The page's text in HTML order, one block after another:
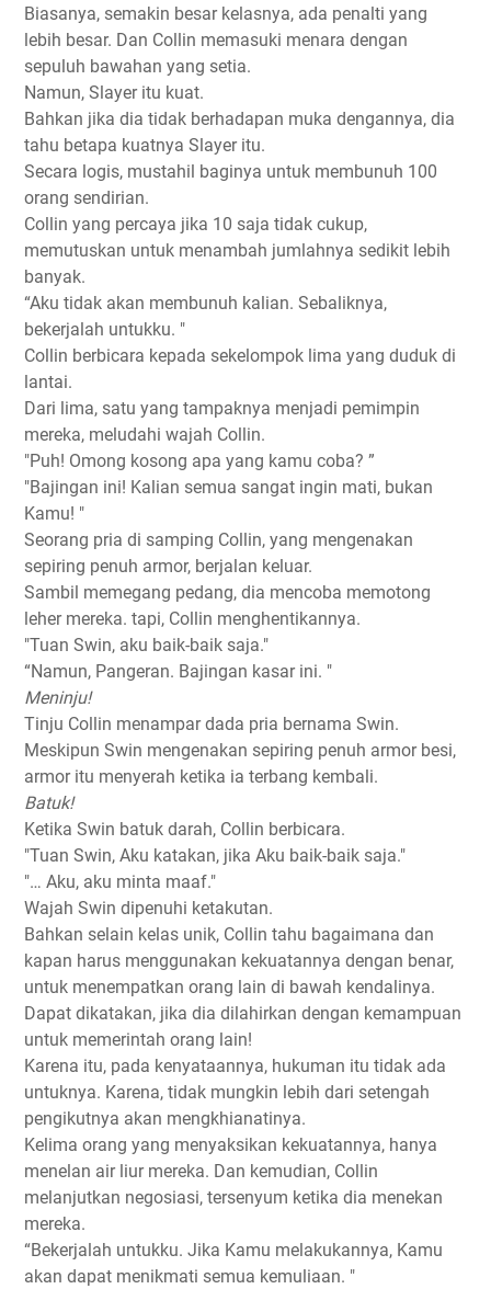
Biasanya, semakin besar kelasnya, ada penalti yang
lebih besar. Dan Collin memasuki menara dengan
sepuluh bawahan yang setia.
Namun, Slayer itu kuat.
Bahkan jika dia tidak berhadapan muka dengannya, dia
tahu betapa kuatnya Slayer itu.
Secara logis, mustahil baginya untuk membunuh 100
orang sendirian.
Collin yang percaya jika 10 saja tidak cukup,
memutuskan untuk menambah jumlahnya sedikit lebih
banyak.
“Aku tidak akan membunuh kalian. Sebaliknya,
bekerjalah untukku. "
Collin berbicara kepada sekelompok lima yang duduk di
lantai.
Dari lima, satu yang tampaknya menjadi pemimpin
mereka, meludahi wajah Collin.
"Puh! Omong kosong apa yang kamu coba? ”
"Bajingan ini! Kalian semua sangat ingin mati, bukan
Kamu! "
Seorang pria di samping Collin, yang mengenakan
sepiring penuh armor, berjalan keluar.
Sambil memegang pedang, dia mencoba memotong
leher mereka. tapi, Collin menghentikannya.
"Tuan Swin, aku baik-baik saja."
“Namun, Pangeran. Bajingan kasar ini. "
Meninju!
Tinju Collin menampar dada pria bernama Swin.
Meskipun Swin mengenakan sepiring penuh armor besi,
armor itu menyerah ketika ia terbang kembali.
Batuk!
Ketika Swin batuk darah, Collin berbicara.
"Tuan Swin, Aku katakan, jika Aku baik-baik saja."
"… Aku, aku minta maaf."
Wajah Swin dipenuhi ketakutan.
Bahkan selain kelas unik, Collin tahu bagaimana dan
kapan harus menggunakan kekuatannya dengan benar,
untuk menempatkan orang lain di bawah kendalinya.
Dapat dikatakan, jika dia dilahirkan dengan kemampuan
untuk memerintah orang lain!
Karena itu, pada kenyataannya, hukuman itu tidak ada
untuknya. Karena, tidak mungkin lebih dari setengah
pengikutnya akan mengkhianatinya.
Kelima orang yang menyaksikan kekuatannya, hanya
menelan air liur mereka. Dan kemudian, Collin
melanjutkan negosiasi, tersenyum ketika dia menekan
mereka.
“Bekerjalah untukku. Jika Kamu melakukannya, Kamu
akan dapat menikmati semua kemuliaan. "